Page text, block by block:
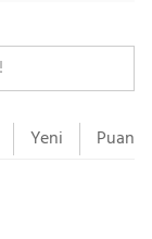
Yeni Puan